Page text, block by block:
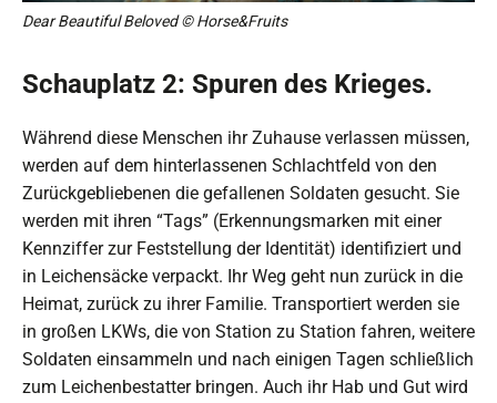
Dear Beautiful Beloved © Horse&Fruits
Schauplatz 2: Spuren des Krieges.
Während diese Menschen ihr Zuhause verlassen müssen,
werden auf dem hinterlassenen Schlachtfeld von den
Zurückgebliebenen die gefallenen Soldaten gesucht. Sie
werden mit ihren “Tags” (Erkennungsmarken mit einer
Kennziffer zur Feststellung der Identität) identifiziert und
in Leichensäcke verpackt. Ihr Weg geht nun zurück in die
Heimat, zurück zu ihrer Familie. Transportiert werden sie
in großen LKWs, die von Station zu Station fahren, weitere
Soldaten einsammeln und nach einigen Tagen schließlich
zum Leichenbestatter bringen. Auch ihr Hab und Gut wird